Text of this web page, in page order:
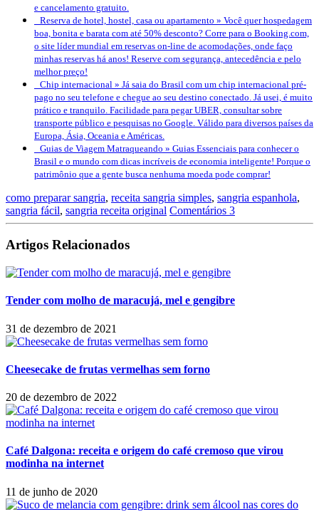
e cancelamento gratuito.
Reserva de hotel, hostel, casa ou apartamento » Você quer hospedagem
boa, bonita e barata com até 50% desconto? Corre para o Booking.com,
o site líder mundial em reservas on-line de acomodações, onde faço
minhas reservas há anos! Reserve com segurança, antecedência e pelo
melhor preço!
Chip internacional » Já saia do Brasil com um chip internacional pré-
pago no seu telefone e chegue ao seu destino conectado. Já usei, é muito
prático e tranquilo. Facilidade para pegar UBER, consultar sobre
transporte público e pesquisas no Google. Válido para diversos países da
Europa, Ásia, Oceania e Américas.
Guias de Viagem Matraqueando » Guias Essenciais para conhecer o
Brasil e o mundo com dicas incríveis de economia inteligente! Porque o
patrimônio que a gente busca nenhuma moeda pode comprar!
como preparar sangria, receita sangria simples, sangria espanhola,
sangria fácil, sangria receita original Comentários 3
Artigos Relacionados
Tender com molho de maracujá, mel e gengibre
31 de dezembro de 2021
Cheesecake de frutas vermelhas sem forno
20 de dezembro de 2022
Café Dalgona: receita e origem do café cremoso que virou
modinha na internet
11 de junho de 2020